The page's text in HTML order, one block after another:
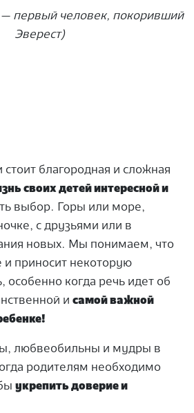
первый человек, покоривший
Эверест)
стоит благородная и сложная
своих детей интересной и
выбор. Горы или море,
с друзьями или в
новых. Мы понимаем, что
приносит некоторую
особенно когда речь идет об
и самой важной
любвеобильны и мудры в
родителям необходимо
укрепить доверие и